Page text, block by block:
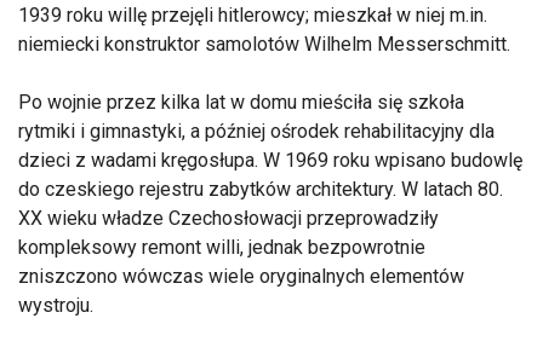
1939 roku willę przejęli hitlerowcy; mieszkał w niej m.in.
niemiecki konstruktor samolotów Wilhelm Messerschmitt.
Po wojnie przez kilka lat w domu mieściła się szkoła
rytmiki i gimnastyki, a później ośrodek rehabilitacyjny dla
dzieci z wadami kręgosłupa. W 1969 roku wpisano budowlę
do czeskiego rejestru zabytków architektury. W latach 80.
XX wieku władze Czechosłowacji przeprowadziły
kompleksowy remont willi, jednak bezpowrotnie
zniszczono wówczas wiele oryginalnych elementów
wystroju.